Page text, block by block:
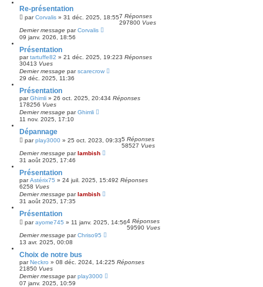
Re-présentation
parCorvalis » 31 déc. 2025, 18:557 Réponses
297800 Vues
Dernier message parCorvalis
09 janv. 2026, 18:56
Présentation
partartuffe82 » 21 déc. 2025, 19:223 Réponses
30413 Vues
Dernier message parscarecrow
29 déc. 2025, 11:36
Présentation
parGhimli » 26 oct. 2025, 20:434 Réponses
178256 Vues
Dernier message parGhimli
11 nov. 2025, 17:10
Dépannage
parplay3000 » 25 oct. 2023, 09:335 Réponses
58527 Vues
Dernier message parlambish
31 août 2025, 17:46
Présentation
parAstérix75 » 24 juil. 2025, 15:492 Réponses
6258 Vues
Dernier message parlambish
31 août 2025, 17:35
Présentation
parayome745 » 11 janv. 2025, 14:564 Réponses
59590 Vues
Dernier message parChriso95
13 avr. 2025, 00:08
Choix de notre bus
parNeckro » 08 déc. 2024, 14:225 Réponses
21850 Vues
Dernier message parplay3000
07 janv. 2025, 10:59